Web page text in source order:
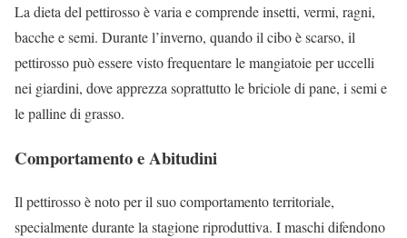
La dieta del pettirosso è varia e comprende insetti, vermi, ragni,
bacche e semi. Durante l’inverno, quando il cibo è scarso, il
pettirosso può essere visto frequentare le mangiatoie per uccelli
nei giardini, dove apprezza soprattutto le briciole di pane, i semi e
le palline di grasso.
Comportamento e Abitudini
Il pettirosso è noto per il suo comportamento territoriale,
specialmente durante la stagione riproduttiva. I maschi difendono